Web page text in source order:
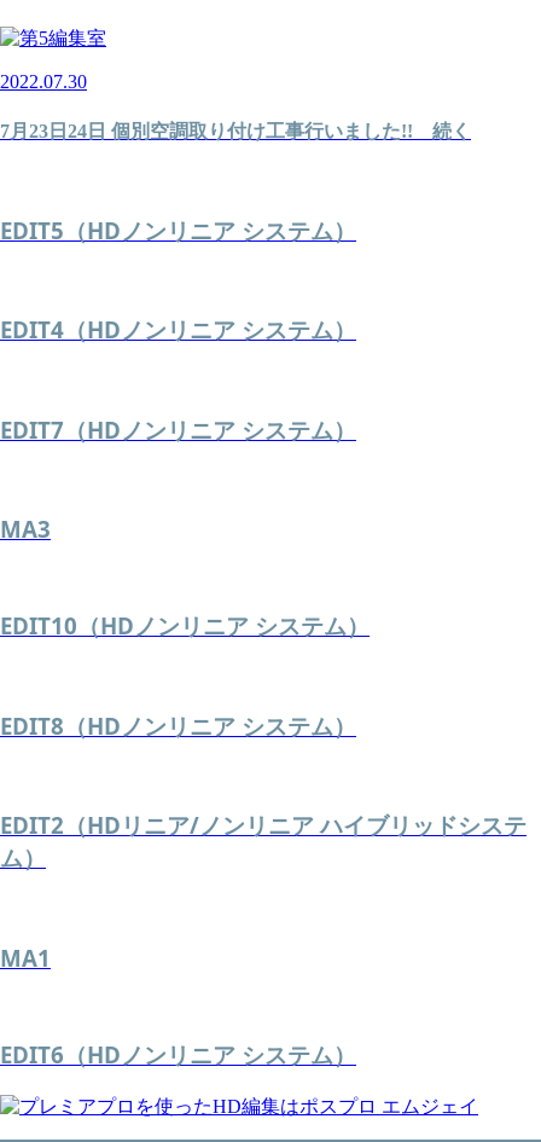
2022.07.30
7月23日24日 個別空調取り付け工事行いました!! 続く
EDIT5（HDノンリニア システム）
EDIT4（HDノンリニア システム）
EDIT7（HDノンリニア システム）
MA3
EDIT10（HDノンリニア システム）
EDIT8（HDノンリニア システム）
EDIT2（HDリニア/ノンリニア ハイブリッドシステ
ム）
MA1
EDIT6（HDノンリニア システム）